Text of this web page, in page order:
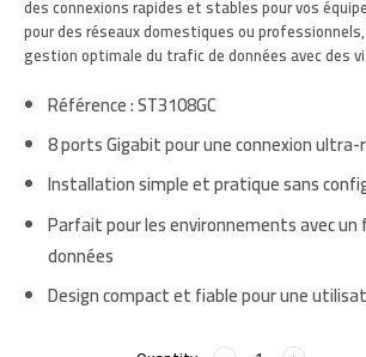
des connexions rapides et stables pour vos
pour des réseaux domestiques ou
gestion optimale du trafic de données avec des
Référence :ST3108GC
8 ports Gigabitpour une connexion ultra-
Installation simple et pratique sans
Parfait pour les environnements avec
données
Design compact et fiable pour une